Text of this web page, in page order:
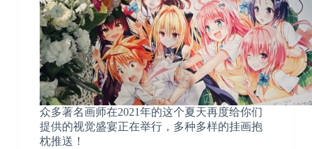
众多著名画师在2021年的这个夏天再度给你们
提供的视觉盛宴正在举行，多种多样的挂画抱
枕推送！